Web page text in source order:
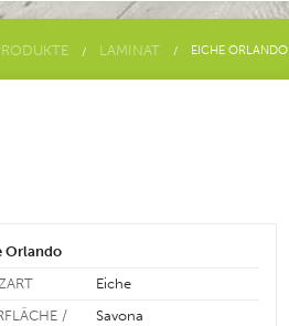
LAMINAT EICHE ORLANDO
Orlando
Eiche
/
Savona